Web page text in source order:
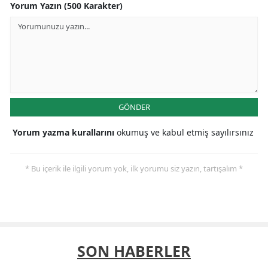
Yorum Yazın (500 Karakter)
GÖNDER
Yorum yazma kurallarını okumuş ve kabul etmiş sayılırsınız
* Bu içerik ile ilgili yorum yok, ilk yorumu siz yazın, tartışalım *
SON HABERLER